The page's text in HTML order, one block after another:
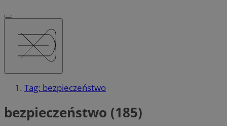
Tag: bezpieczeństwo
bezpieczeństwo (185)